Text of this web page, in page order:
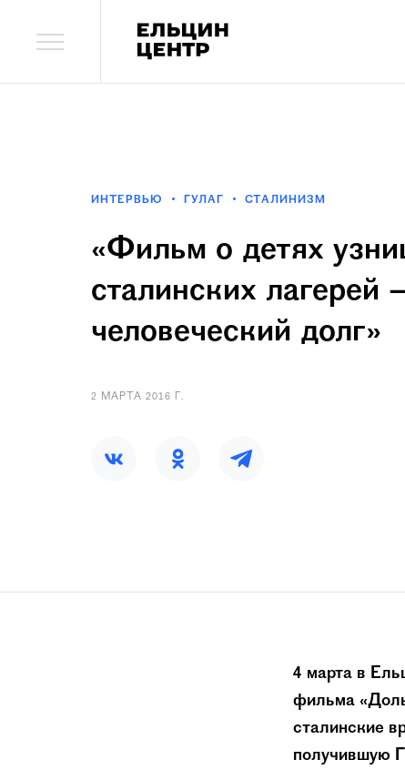
ИНТЕРВЬЮ ГУЛАГ СТАЛИНИЗМ
«Фильм о детях
сталинских
человеческий долг»
2 МАРТА 2016 Г.
4 марта в
фильма
сталинские
получившую